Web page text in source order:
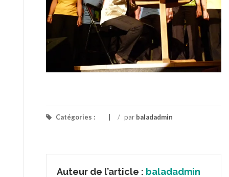
Catégories : / par baladadmin
Auteur de l’article : baladadmin